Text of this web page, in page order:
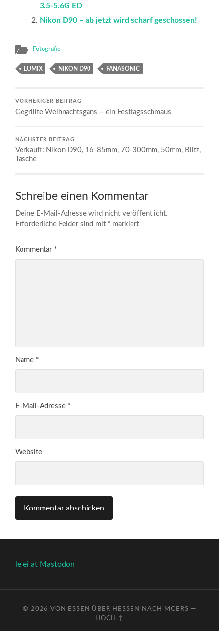
3.5-5.6G ED
Nikon D90 – ab jetzt wird scharf geschossen!
Fotografie
LUMIX NIKON D90 PANASONIC
VORHERIGER BEITRAG
Gegrillte Weihnachtsgans – ein Festtagsschmaus
NÄCHSTER BEITRAG
Verkauft: Nikon D90, 16-85mm, 70-300mm, 50mm, Blitz,
Tasche
Schreibe einen Kommentar
Deine E-Mail-Adresse wird nicht veröffentlicht.
Erforderliche Felder sind mit * markiert
Kommentar *
Name *
E-Mail-Adresse *
Website
lelei at Mastodon
© 2026 VON ESSEN ÜBER HESSEN NACH MOERS —
HOCH ↑